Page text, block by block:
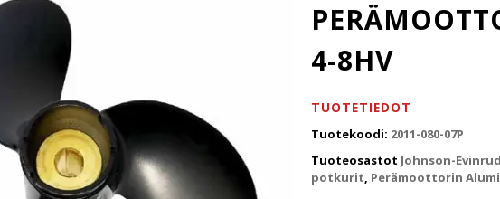
4-8HV
TUOTETIEDOT
Tuotekoodi: 2011-080-07P
Tuoteosastot Johnson-
potkurit, Perämoottorin